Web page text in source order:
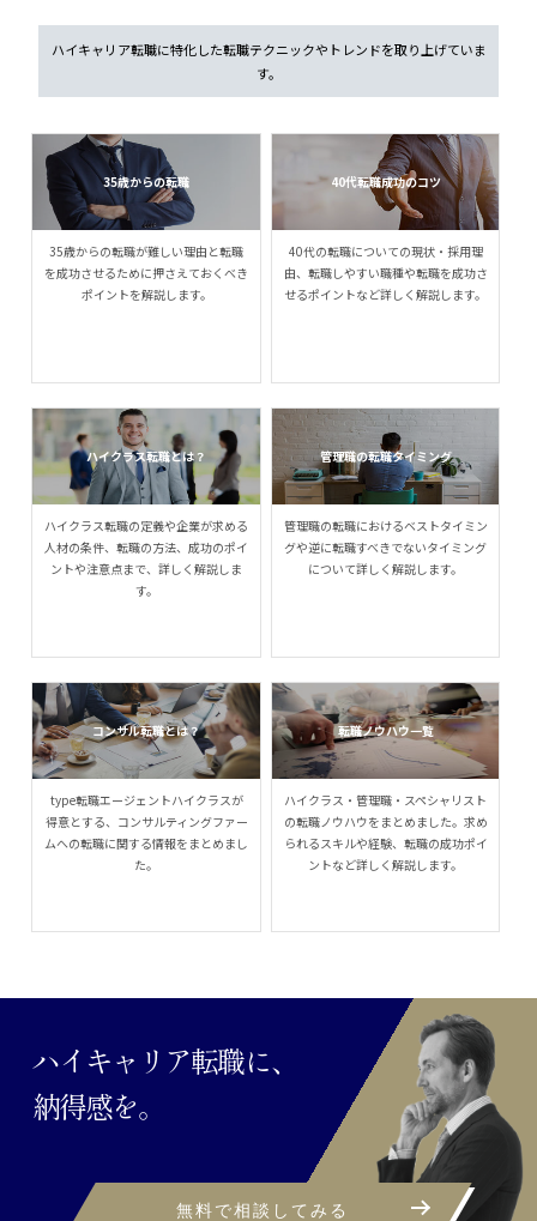
ハイキャリア転職に特化した転職テクニックやトレンドを取り上げていま
す。
35歳からの転職
35歳からの転職が難しい理由と転職
を成功させるために押さえておくべき
ポイントを解説します。
40代転職成功のコツ
40代の転職についての現状・採用理
由、転職しやすい職種や転職を成功さ
せるポイントなど詳しく解説します。
ハイクラス転職とは？
ハイクラス転職の定義や企業が求める
人材の条件、転職の方法、成功のポイ
ントや注意点まで、詳しく解説しま
す。
管理職の転職タイミング
管理職の転職におけるベストタイミン
グや逆に転職すべきでないタイミング
について詳しく解説します。
コンサル転職とは？
type転職エージェントハイクラスが
得意とする、コンサルティングファー
ムへの転職に関する情報をまとめまし
た。
転職ノウハウ一覧
ハイクラス・管理職・スペシャリスト
の転職ノウハウをまとめました。求め
られるスキルや経験、転職の成功ポイ
ントなど詳しく解説します。
ハイキャリア転職に、
納得感を。
無料で相談してみる